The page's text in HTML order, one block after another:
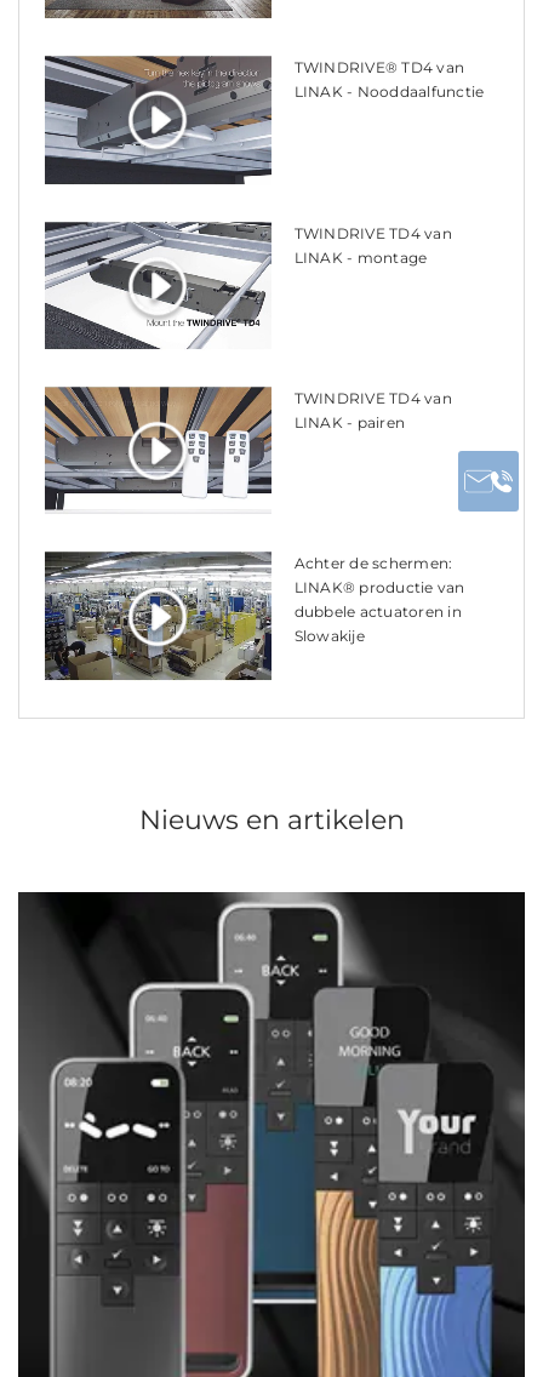
TWINDRIVE® TD4 van
LINAK - Nooddaalfunctie
TWINDRIVE TD4 van
LINAK - montage
TWINDRIVE TD4 van
LINAK - pairen
Achter de schermen:
LINAK® productie van
dubbele actuatoren in
Slowakije
Nieuws en artikelen